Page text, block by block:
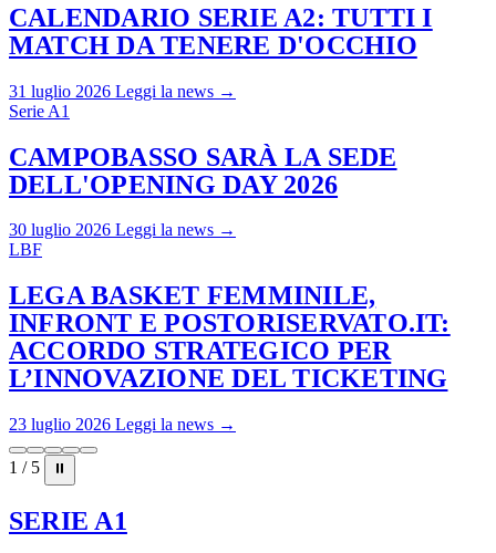
CALENDARIO SERIE A2: TUTTI I
MATCH DA TENERE D'OCCHIO
31 luglio 2026 Leggi la news →
Serie A1
CAMPOBASSO SARÀ LA SEDE
DELL'OPENING DAY 2026
30 luglio 2026 Leggi la news →
LBF
LEGA BASKET FEMMINILE,
INFRONT E POSTORISERVATO.IT:
ACCORDO STRATEGICO PER
L’INNOVAZIONE DEL TICKETING
23 luglio 2026 Leggi la news →
1 / 5 ⏸
SERIE A1